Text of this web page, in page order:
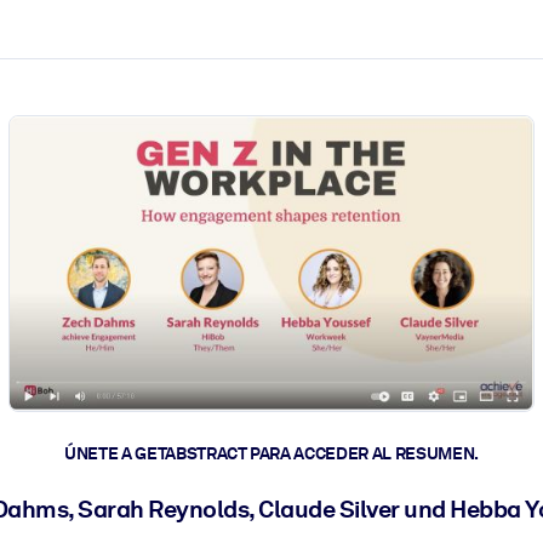
y actúen más rápido.
ÚNETE A GETABSTRACT PARA ACCEDER AL RESUMEN.
Sarah Reynolds, Claude Silver und Hebba